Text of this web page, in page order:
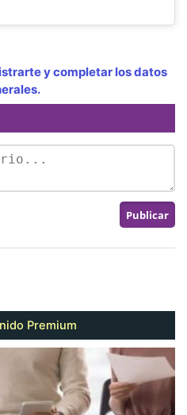
y completar los datos
Premium